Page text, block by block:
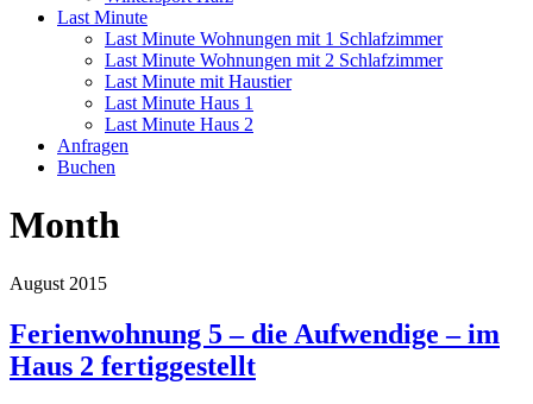
Last Minute
Last Minute Wohnungen mit 1 Schlafzimmer
Last Minute Wohnungen mit 2 Schlafzimmer
Last Minute mit Haustier
Last Minute Haus 1
Last Minute Haus 2
Anfragen
Buchen
Month
August 2015
Ferienwohnung 5 – die Aufwendige – im
Haus 2 fertiggestellt